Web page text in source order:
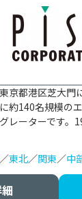
京都港区芝大門
約140名規模の
レーターです。
／東北／関東／中